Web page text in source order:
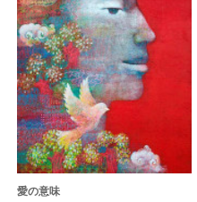
愛の意味